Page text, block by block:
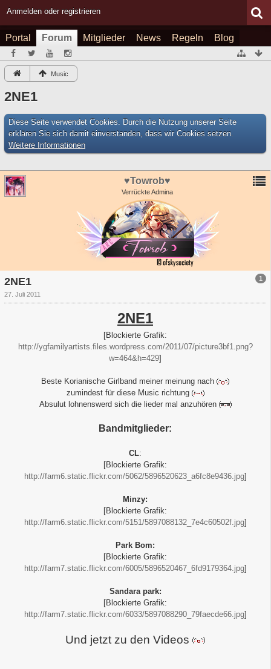
Anmelden oder registrieren
Portal Forum Mitglieder News Regeln Blog
Music
2NE1
Diese Seite verwendet Cookies. Durch die Nutzung unserer Seite
erklären Sie sich damit einverstanden, dass wir Cookies setzen.
Weitere Informationen
♥Towrob♥
Verrückte Admina
1
2NE1
27. Juli 2011
2NE1
[Blockierte Grafik:
http://ygfamilyartists.files.wordpress.com/2011/07/picture3bf1.png?
w=464&h=429]
Beste Korianische Girlband meiner meinung nach
zumindest für diese Music richtung
Absulut lohnenswerd sich die lieder mal anzuhören
Bandmitglieder:
CL:
[Blockierte Grafik:
http://farm6.static.flickr.com/5062/5896520623_a6fc8e9436.jpg]
Minzy:
[Blockierte Grafik:
http://farm6.static.flickr.com/5151/5897088132_7e4c60502f.jpg]
Park Bom:
[Blockierte Grafik:
http://farm7.static.flickr.com/6005/5896520467_6fd9179364.jpg]
Sandara park:
[Blockierte Grafik:
http://farm7.static.flickr.com/6033/5897088290_79faecde66.jpg]
Und jetzt zu den Videos